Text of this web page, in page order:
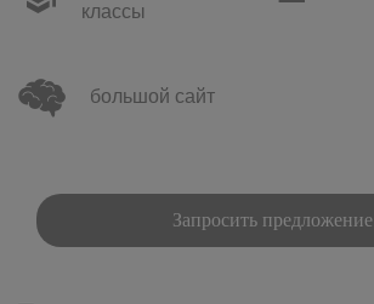
классы
большой сайт
Запросить предложение